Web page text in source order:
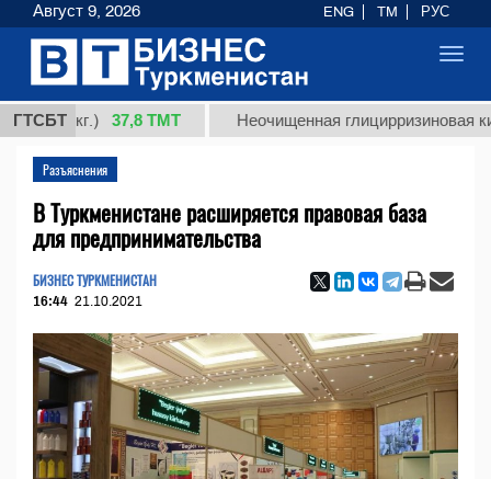
ГТСБТ
(кг.) 37,8 ТМТ Неочищенная глицирризиновая кислота
Разъяснения
В Туркменистане расширяется правовая база
для предпринимательства
БИЗНЕС ТУРКМЕНИСТАН
16:44 21.10.2021
Август 9, 2026 ENG TM РУС